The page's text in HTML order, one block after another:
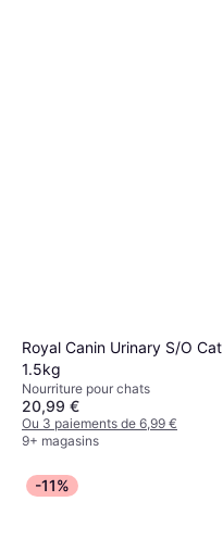
Royal Canin Urinary S/O Cat
1.5kg
Nourriture pour chats
20,99 €
Ou 3 paiements de 6,99 €
9+ magasins
-11%